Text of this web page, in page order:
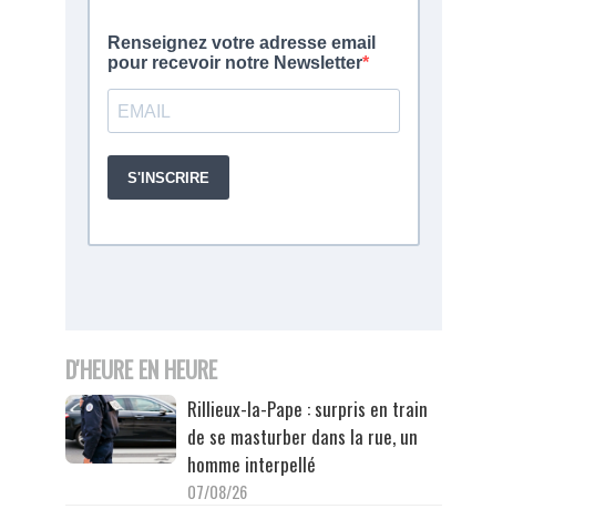
D'HEURE EN HEURE
Rillieux-la-Pape : surpris en train
de se masturber dans la rue, un
homme interpellé
07/08/26